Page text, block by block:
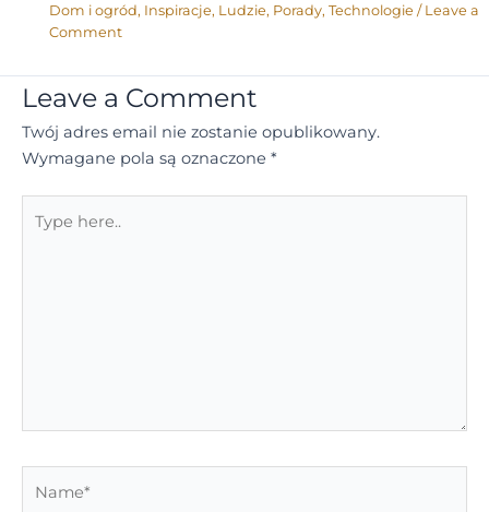
Dom i ogród, Inspiracje, Ludzie, Porady, Technologie / Leave a
Comment
Leave a Comment
Twój adres email nie zostanie opublikowany.
Wymagane pola są oznaczone *
here..